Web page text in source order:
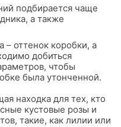
подбирается чаще
а также
– оттенок коробки, а
добиться
чтобы
была утонченной.
находка для тех, кто
кустовые розы и
такие, как лилии или